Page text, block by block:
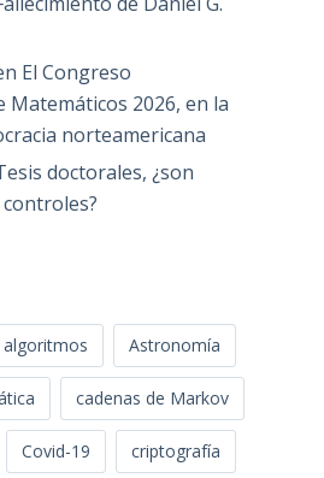
El Congreso
Matemáticos 2026, en la
norteamericana
doctorales, ¿son
algoritmos Astronomía
cadenas de Markov
Covid-19 criptografía